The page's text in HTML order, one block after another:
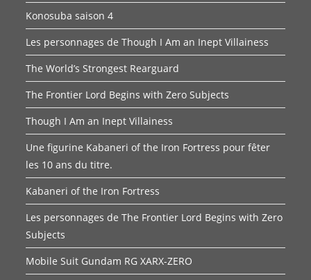
Konosuba saison 4
Les personnages de Though I Am an Inept Villainess
The World’s Strongest Rearguard
The Frontier Lord Begins with Zero Subjects
Though I Am an Inept Villainess
Une figurine Kabaneri of the Iron Fortress pour fêter
les 10 ans du titre.
Kabaneri of the Iron Fortress
Les personnages de The Frontier Lord Begins with Zero
Subjects
Mobile Suit Gundam RG XARX-ZERO